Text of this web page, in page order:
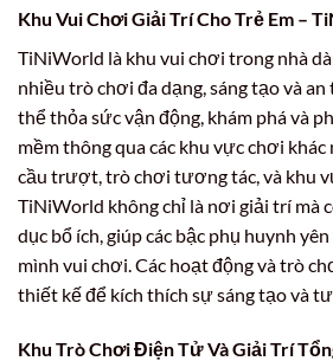
Khu Vui Chơi Giải Trí Cho Trẻ Em –
TiNiWorld là khu vui chơi trong nhà
nhiều trò chơi đa dạng, sáng tạo và an
thể thỏa sức vận động, khám phá và
mềm thông qua các khu vực chơi khác
cầu trượt, trò chơi tương tác, và khu
TiNiWorld không chỉ là nơi giải trí mà
dục bổ ích, giúp các bậc phụ huynh
mình vui chơi. Các hoạt động và trò
thiết kế để kích thích sự sáng tạo và
Khu Trò Chơi Điện Tử Và Giải Trí